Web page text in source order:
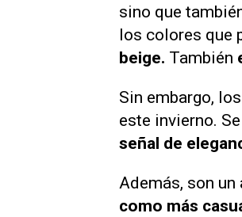
sino que
los colores que
beige. También
Sin embargo,
este invierno.
señal de
Además, son
como más